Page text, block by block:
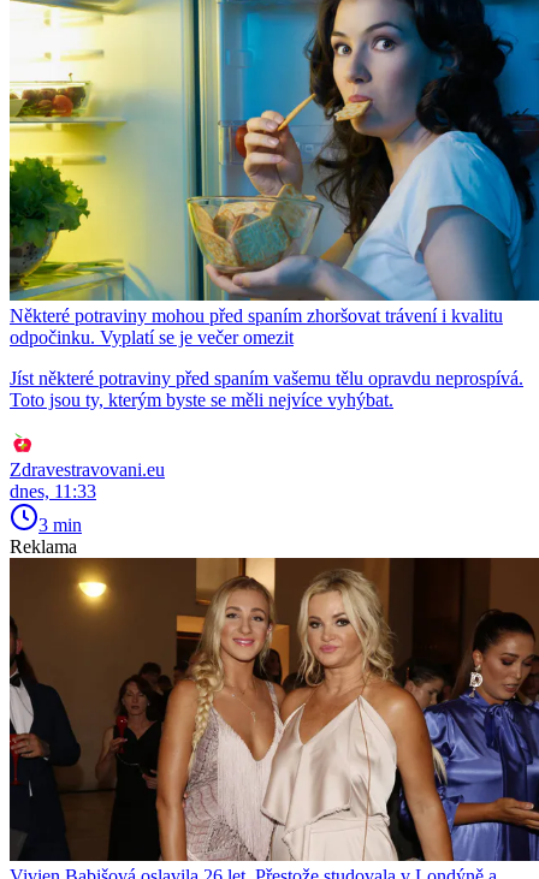
Některé potraviny mohou před spaním zhoršovat trávení i kvalitu
odpočinku. Vyplatí se je večer omezit
Jíst některé potraviny před spaním vašemu tělu opravdu neprospívá.
Toto jsou ty, kterým byste se měli nejvíce vyhýbat.
Zdravestravovani.eu
dnes, 11:33
3 min
Reklama